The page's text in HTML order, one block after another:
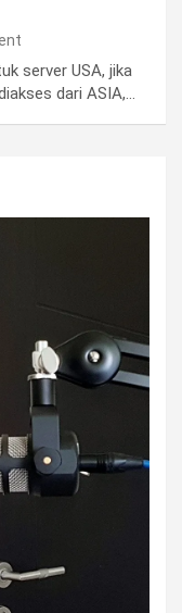
server USA, jika
dari ASIA,…